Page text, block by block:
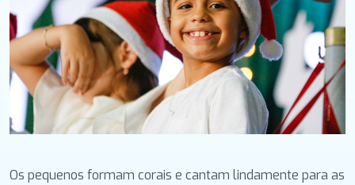
Os pequenos formam corais e cantam lindamente para as